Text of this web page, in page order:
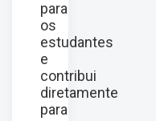
para
os
estudantes
e
contribui
diretamente
para